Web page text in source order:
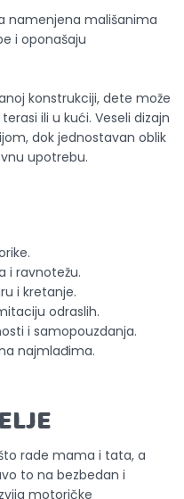
namenjena mališanima
i oponašaju
konstrukciji, dete može
ili u kući. Veseli dizajn
dok jednostavan oblik
upotrebu.
i ravnotežu.
i kretanje.
odraslih.
i samopouzdanja.
najmlađima.
rade mama i tata, a
to na bezbedan i
motoričke